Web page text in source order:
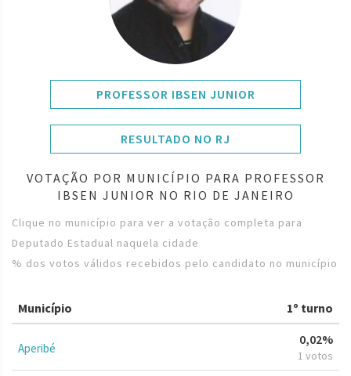
PROFESSOR IBSEN JUNIOR
RESULTADO NO RJ
VOTAÇÃO POR MUNICÍPIO PARA PROFESSOR
IBSEN JUNIOR NO RIO DE JANEIRO
Clique no município para ver a votação completa para
Deputado Estadual naquela cidade
% dos votos válidos recebidos pelo candidato no município
Município 1º turno
Aperibé
0,02%
1 votos